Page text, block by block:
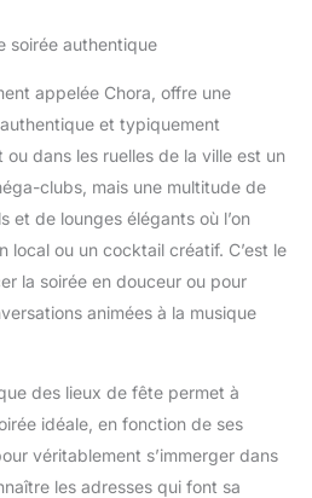
soirée authentique
appelée Chora, offre une
et typiquement
dans les ruelles de la ville est un
clubs, mais une multitude de
et de lounges élégants où l’on
local ou un cocktail créatif. C’est le
la soirée en douceur ou pour
animées à la musique
des lieux de fête permet à
idéale, en fonction de ses
véritablement s’immerger dans
les adresses qui font sa